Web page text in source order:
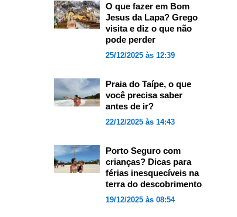
O que fazer em Bom
Jesus da Lapa? Grego
visita e diz o que não
pode perder
25/12/2025 às 12:39
Praia do Taípe, o que
você precisa saber
antes de ir?
22/12/2025 às 14:43
Porto Seguro com
crianças? Dicas para
férias inesquecíveis na
terra do descobrimento
19/12/2025 às 08:54